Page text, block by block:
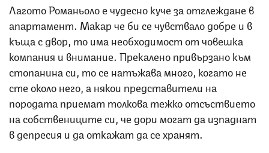
Лагото Романьоло е чудесно куче за отглеждане в
апартамент. Макар че би се чувствало добре и в
къща с двор, то има необходимост от човешка
компания и внимание. Прекалено привързано към
стопанина си, то се натъжава много, когато не
сте около него, а някои представители на
породата приемат толкова тежко отсъствието
на собствениците си, че дори могат да изпаднат
в депресия и да откажат да се хранят.